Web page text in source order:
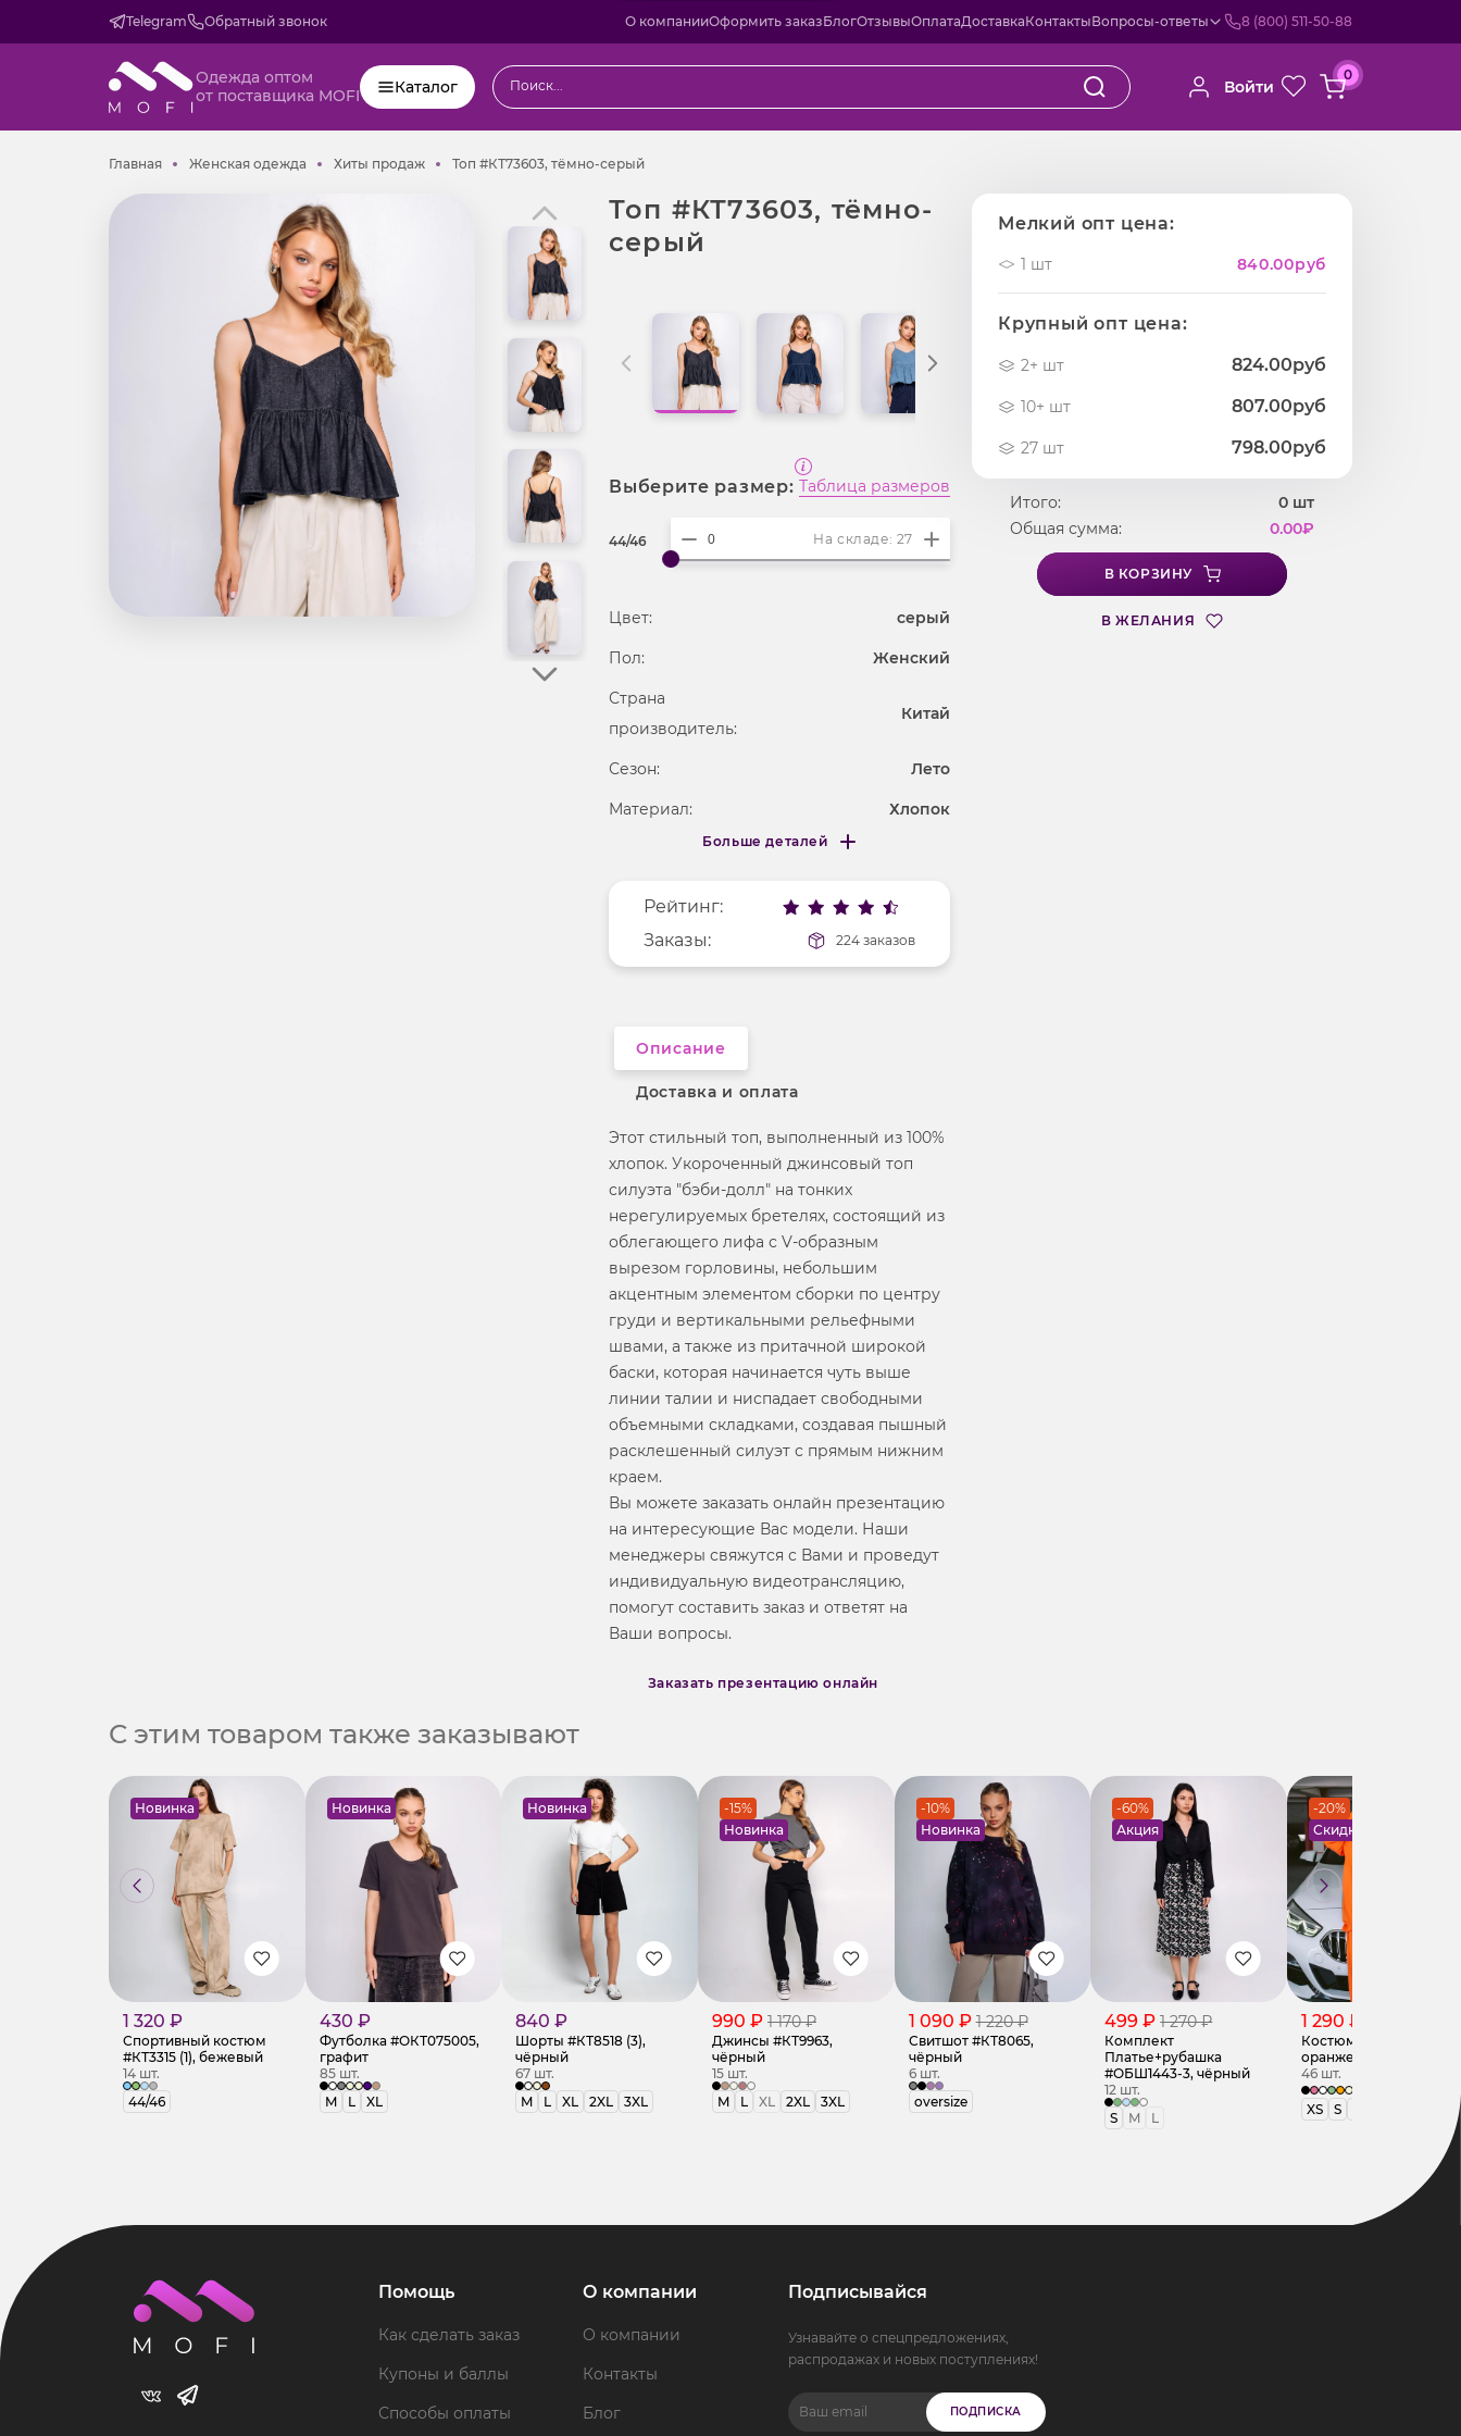
Telegram Обратный звонок О компанииОформить заказБлогОтзывыОплатаДоставкаКонтактыВопросы-ответы 8 (800) 511-50-88
Одежда оптом
от поставщика MOFI
Каталог Войти
0
ГлавнаяГлавнаяЖенская одежда Женская одежда
Хиты продажХиты продаж
Топ #КТ73603, тёмно-серыйТоп #КТ73603, тёмно-серый
Топ #КТ73603, тёмно-
серый
Выберите размер: Таблица размеров
44/46 На складе: 27
Цвет: серый
Пол: Женский
Страна
производитель:
Китай
Сезон: Лето
Материал:
Хлопок
укороченный
Фактура материала
Длина рукава без рукавов
Больше деталей
Меньше деталей
Рейтинг:
Заказы:
224 заказов
Описание
Доставка и оплата
Этот стильный топ, выполненный из 100%
хлопок. Укороченный джинсовый топ
силуэта "бэби-долл" на тонких
нерегулируемых бретелях, состоящий из
облегающего лифа с V-образным
вырезом горловины, небольшим
акцентным элементом сборки по центру
груди и вертикальными рельефными
швами, а также из притачной широкой
баски, которая начинается чуть выше
линии талии и ниспадает свободными
объемными складками, создавая пышный
расклешенный силуэт с прямым нижним
краем.
Вы можете заказать онлайн презентацию
на интересующие Вас модели. Наши
менеджеры свяжутся с Вами и проведут
индивидуальную видеотрансляцию,
помогут составить заказ и ответят на
Ваши вопросы.
Заказать презентацию онлайн
Мелкий опт цена:
1 шт 840.00руб
Крупный опт цена:
2+ шт 824.00руб
10+ шт 807.00руб
27 шт 798.00руб
Итого: 0 шт
Общая сумма:
0.00₽
В КОРЗИНУ
В ЖЕЛАНИЯ
С этим товаром также заказывают
Новинка
1 320 ₽
Спортивный костюм
#КТ3315 (1), бежевый
14 шт.
44/46
Новинка
430 ₽
Футболка #ОКТ075005,
графит
85 шт.
M
L XL
Новинка
840 ₽
Шорты #КТ8518 (3),
чёрный
67 шт.
M
L XL 2XL 3XL
-15%
Новинка
990 ₽ 1 170 ₽
Джинсы #КТ9963,
чёрный
15 шт.
M
L XL 2XL 3XL
-10%
Новинка
1 090 ₽ 1 220 ₽
Свитшот #КТ8065,
чёрный
6 шт.
oversize
-60%
Акция
499 ₽ 1 270 ₽
Комплект
Платье+рубашка
#ОБШ1443-3, чёрный
12 шт.
S
M L
-20%
Скидка
1 290 ₽
Костюм #ОБШ1342,
оранжевый
46 шт.
XS
S
Помощь
Как сделать заказ
Купоны и баллы
Способы оплаты
О компании
О компании
Контакты
Блог
Подписывайся
Узнавайте о спецпредложениях,
распродажах и новых поступлениях!
ПОДПИСКА